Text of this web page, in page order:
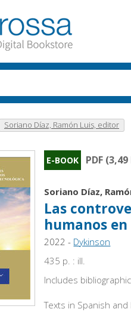
Soriano Díaz, Ramón Luis, editor
E-BOOK PDF
Soriano Díaz,
Las
humanos
2022 - Dykinson
435 p. : ill.
Includes
Texts in Spanish